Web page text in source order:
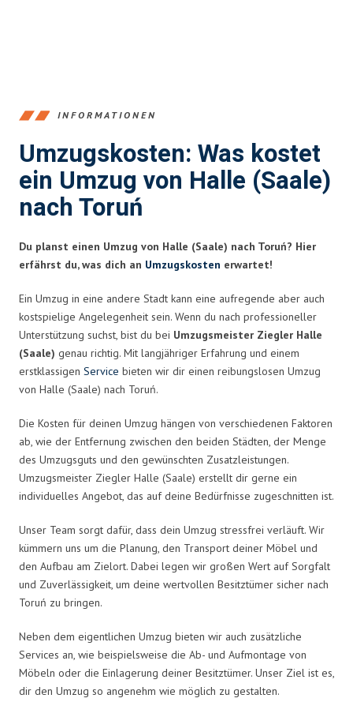
INFORMATIONEN
Umzugskosten: Was kostet
ein Umzug von Halle (Saale)
nach Toruń
Du planst einen Umzug von Halle (Saale) nach Toruń? Hier
erfährst du, was dich an Umzugskosten erwartet!
Ein Umzug in eine andere Stadt kann eine aufregende aber auch
kostspielige Angelegenheit sein. Wenn du nach professioneller
Unterstützung suchst, bist du bei Umzugsmeister Ziegler Halle
(Saale) genau richtig. Mit langjähriger Erfahrung und einem
erstklassigen Service bieten wir dir einen reibungslosen Umzug
von Halle (Saale) nach Toruń.
Die Kosten für deinen Umzug hängen von verschiedenen Faktoren
ab, wie der Entfernung zwischen den beiden Städten, der Menge
des Umzugsguts und den gewünschten Zusatzleistungen.
Umzugsmeister Ziegler Halle (Saale) erstellt dir gerne ein
individuelles Angebot, das auf deine Bedürfnisse zugeschnitten ist.
Unser Team sorgt dafür, dass dein Umzug stressfrei verläuft. Wir
kümmern uns um die Planung, den Transport deiner Möbel und
den Aufbau am Zielort. Dabei legen wir großen Wert auf Sorgfalt
und Zuverlässigkeit, um deine wertvollen Besitztümer sicher nach
Toruń zu bringen.
Neben dem eigentlichen Umzug bieten wir auch zusätzliche
Services an, wie beispielsweise die Ab- und Aufmontage von
Möbeln oder die Einlagerung deiner Besitztümer. Unser Ziel ist es,
dir den Umzug so angenehm wie möglich zu gestalten.